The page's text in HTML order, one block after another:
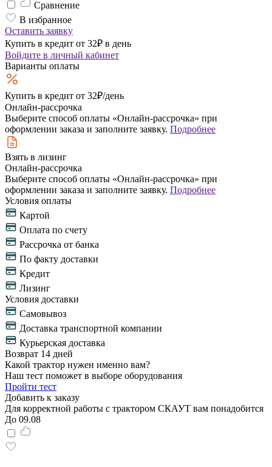
Сравнение
В избранное
Оставить заявку
Купить в кредит от 32₽ в день
Войдите в личный кабинет
Варианты оплаты
Купить в кредит от 32₽/день
Онлайн-рассрочка
Выберите способ оплаты «Онлайн-рассрочка» при
оформлении заказа и заполните заявку. Подробнее
Взять в лизинг
Онлайн-рассрочка
Выберите способ оплаты «Онлайн-рассрочка» при
оформлении заказа и заполните заявку. Подробнее
Условия оплаты
Картой
Оплата по счету
Рассрочка от банка
По факту доставки
Кредит
Лизинг
Условия доставки
Самовывоз
Доставка транспортной компании
Курьерская доставка
Возврат 14 дней
Какой трактор нужен именно вам?
Наш тест поможет в выборе оборудования
Пройти тест
Добавить к заказу
Для корректной работы с трактором СКАУТ вам понадобится
До 09.08